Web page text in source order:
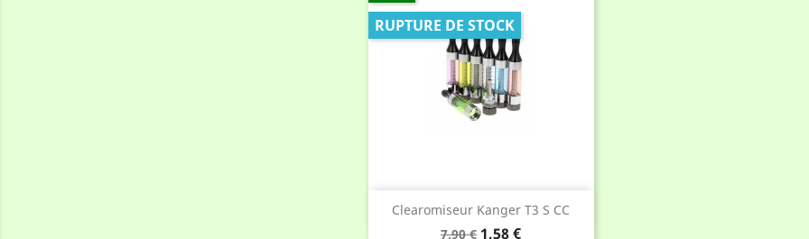
Clearomiseur Kanger T3 S CC
Prix
7,90 € Prix
1,58 €
RUPTURE DE STOCK
Aperçu rapide